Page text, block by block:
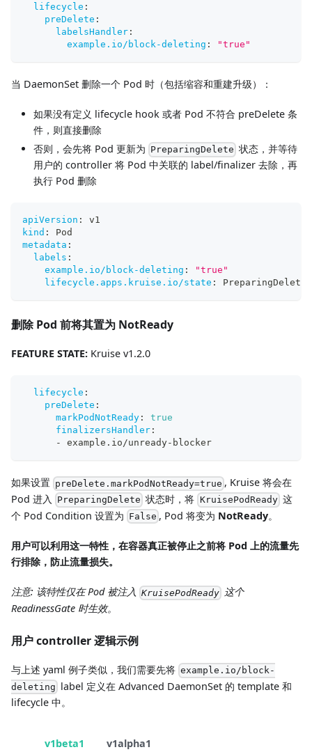
lifecycle :
preDelete :
labelsHandler :
example.io/block-deleting : "true"
当 DaemonSet 删除一个 Pod 时（包括缩容和重建升级）：
如果没有定义 lifecycle hook 或者 Pod 不符合 preDelete 条
件，则直接删除
否则，会先将 Pod 更新为 PreparingDelete 状态，并等待
用户的 controller 将 Pod 中关联的 label/finalizer 去除，再
执行 Pod 删除
apiVersion :
v1
kind :
Pod
metadata :
labels :
example.io/block-deleting :
"true"
lifecycle.apps.kruise.io/state :
删除 Pod 前将其置为 NotReady
FEATURE STATE: Kruise v1.2.0
lifecycle :
preDelete :
markPodNotReady :
true
finalizersHandler :
-
example.io/unready- blocker
如果设置 preDelete.markPodNotReady=true , Kruise 将会在
Pod 进入
PreparingDelete 状态时，将 KruisePodReady 这
个 Pod Condition 设置为 False , Pod 将变为 NotReady。
用户可以利用这一特性，在容器真正被停止之前将 Pod 上的流量先
行排除，防止流量损失。
注意: 该特性仅在 Pod 被注入 KruisePodReady 这个
ReadinessGate 时生效。
用户 controller 逻辑示例
与上述 yaml 例子类似，我们需要先将 example.io/block-
deleting label 定义在 Advanced DaemonSet 的 template 和
lifecycle 中。
v1beta1 v1alpha1